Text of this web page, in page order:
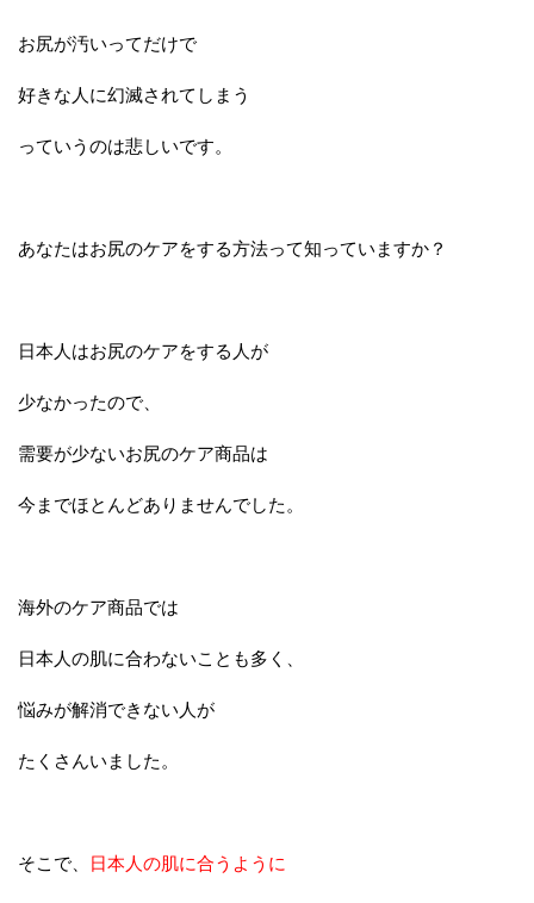
お尻が汚いってだけで
好きな人に幻滅されてしまう
っていうのは悲しいです。
あなたはお尻のケアをする方法って知っていますか？
日本人はお尻のケアをする人が
少なかったので、
需要が少ないお尻のケア商品は
今までほとんどありませんでした。
海外のケア商品では
日本人の肌に合わないことも多く、
悩みが解消できない人が
たくさんいました。
そこで、 日本人の肌に合うように